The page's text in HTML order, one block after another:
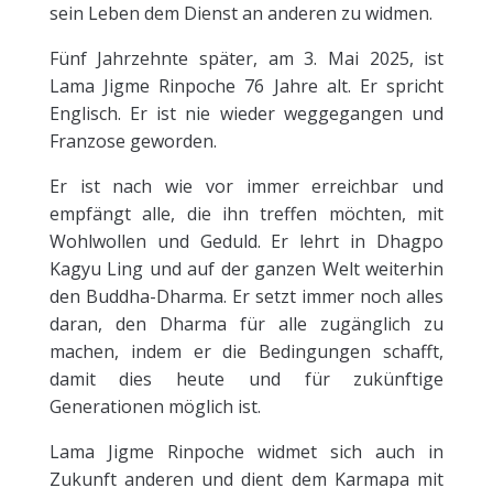
sein Leben dem Dienst an anderen zu widmen.
Fünf Jahrzehnte später, am 3. Mai 2025, ist
Lama Jigme Rinpoche 76 Jahre alt. Er spricht
Englisch. Er ist nie wieder weggegangen und
Franzose geworden.
Er ist nach wie vor immer erreichbar und
empfängt alle, die ihn treffen möchten, mit
Wohlwollen und Geduld. Er lehrt in Dhagpo
Kagyu Ling und auf der ganzen Welt weiterhin
den Buddha-Dharma. Er setzt immer noch alles
daran, den Dharma für alle zugänglich zu
machen, indem er die Bedingungen schafft,
damit dies heute und für zukünftige
Generationen möglich ist.
Lama Jigme Rinpoche widmet sich auch in
Zukunft anderen und dient dem Karmapa mit